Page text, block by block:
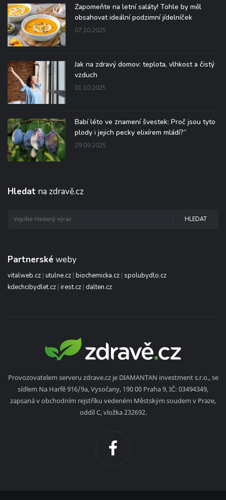
Zapomeňte na letní saláty! Tohle by měl
obsahovat ideální podzimní jídelníček
07.10.2025
Jak na zdravý domov: teplota, vlhkost a čistý
vzduch
01.10.2025
Babí léto ve znamení švestek: Proč jsou tyto
plody i jejich pecky elixírem mládí?“
29.09.2025
Hledat na zdravě.cz
HLEDAT
Partnerské weby
vitalweb.cz | utulne.cz | biochemicka.cz | spolubydlo.cz
kdechcibydlet.cz | irest.cz | dalten.cz
Provozovatelem serveru zdrave.cz je DIAMANTAN investment s.r.o., se
sídlem Na Harfě 916/9a, Vysočany, 190 00 Praha 9, IČ: 03494349,
zapsaná v obchodním rejstříku vedeném Městským soudem v Praze,
oddíl C, vložka 232692.